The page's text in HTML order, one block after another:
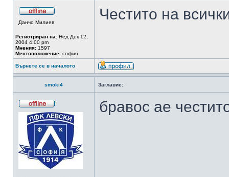
Данчо Милиев
Регистриран на: Нед Дек 12,
2004 4:00 pm
Мнения: 1597
Местоположение: софия
Честито на
Върнете се в началото
smoki4 Заглавие:
бравос ае